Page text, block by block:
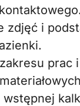
zdjęć i
prac
wstępnej